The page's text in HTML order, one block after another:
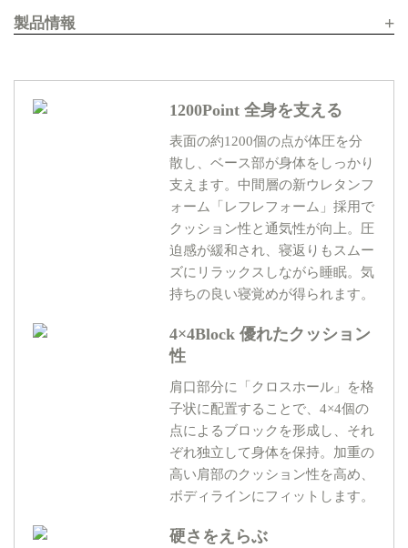
製品情報 +
1200Point 全身を支える
表面の約1200個の点が体圧を分
散し、ベース部が身体をしっかり
支えます。中間層の新ウレタンフ
ォーム「レフレフォーム」採用で
クッション性と通気性が向上。圧
迫感が緩和され、寝返りもスムー
ズにリラックスしながら睡眠。気
持ちの良い寝覚めが得られます。
4×4Block 優れたクッション
性
肩口部分に「クロスホール」を格
子状に配置することで、4×4個の
点によるブロックを形成し、それ
ぞれ独立して身体を保持。加重の
高い肩部のクッション性を高め、
ボディラインにフィットします。
硬さをえらぶ